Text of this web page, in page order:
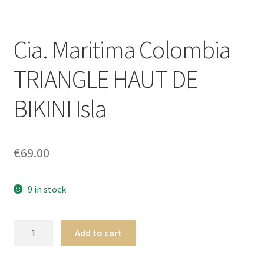
Femme
Homme
Maillot de bain Femme
Cia. Maritima Colombia
TRIANGLE HAUT DE
BIKINI Isla
€69.00
9 in stock
Add to cart